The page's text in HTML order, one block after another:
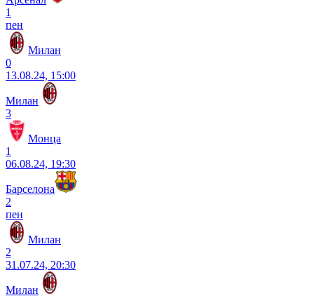
1
пен
Милан
0
13.08.24, 15:00
Милан
3
Монца
1
06.08.24, 19:30
Барселона
2
пен
Милан
2
31.07.24, 20:30
Милан